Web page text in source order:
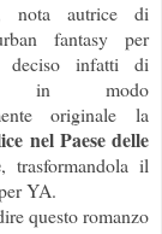
nota autrice di
fantasy per
deciso infatti di
in modo
originale la
nel Paese delle
, trasformandola il
YA.
questo romanzo